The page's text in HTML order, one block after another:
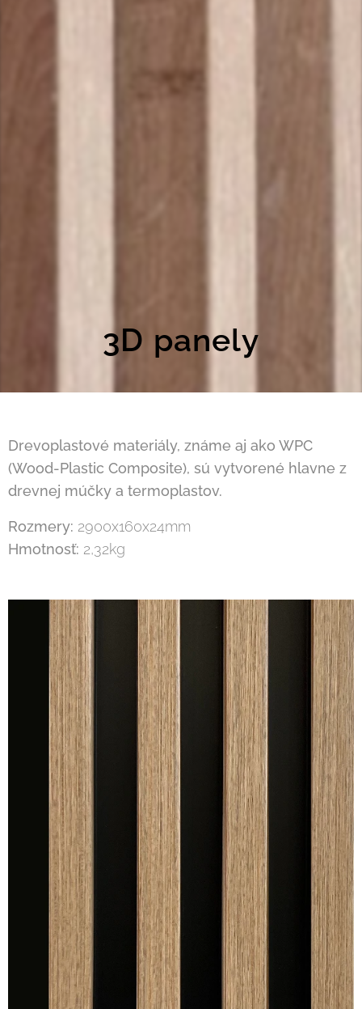
3D panely
Drevoplastové materiály, známe aj ako WPC
(Wood-Plastic Composite), sú vytvorené hlavne z
drevnej múčky a termoplastov.
Rozmery: 2900x160x24mm
Hmotnosť: 2,32kg